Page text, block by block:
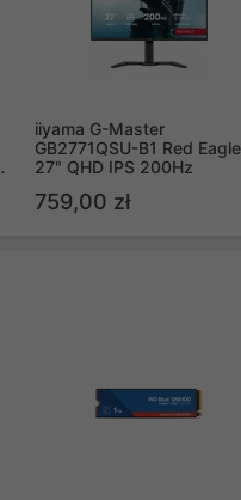
iiyama G-Master
GB2771QSU-B1 Red Eagle
27" QHD IPS 200Hz
759,00 zł